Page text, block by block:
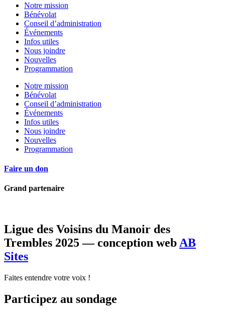
Notre mission
Bénévolat
Conseil d’administration
Événements
Infos utiles
Nous joindre
Nouvelles
Programmation
Notre mission
Bénévolat
Conseil d’administration
Événements
Infos utiles
Nous joindre
Nouvelles
Programmation
Faire un don
Grand partenaire
Ligue des Voisins du Manoir des
Trembles 2025 — conception webAB
Sites
Faites entendre votre voix !
Participez au sondage